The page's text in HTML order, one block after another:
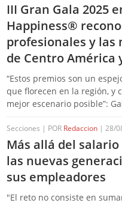
III Gran Gala 2025
Happiness®
profesionales y las
de Centro América
“Estos premios son un
que florecen en la región, y
mejor escenario posible”:
Secciones | POR Redaccion | 28/
Más allá del
las nuevas
sus empleadores
"El reto no consiste en